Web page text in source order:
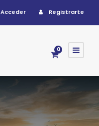
Acceder Registrarte
0